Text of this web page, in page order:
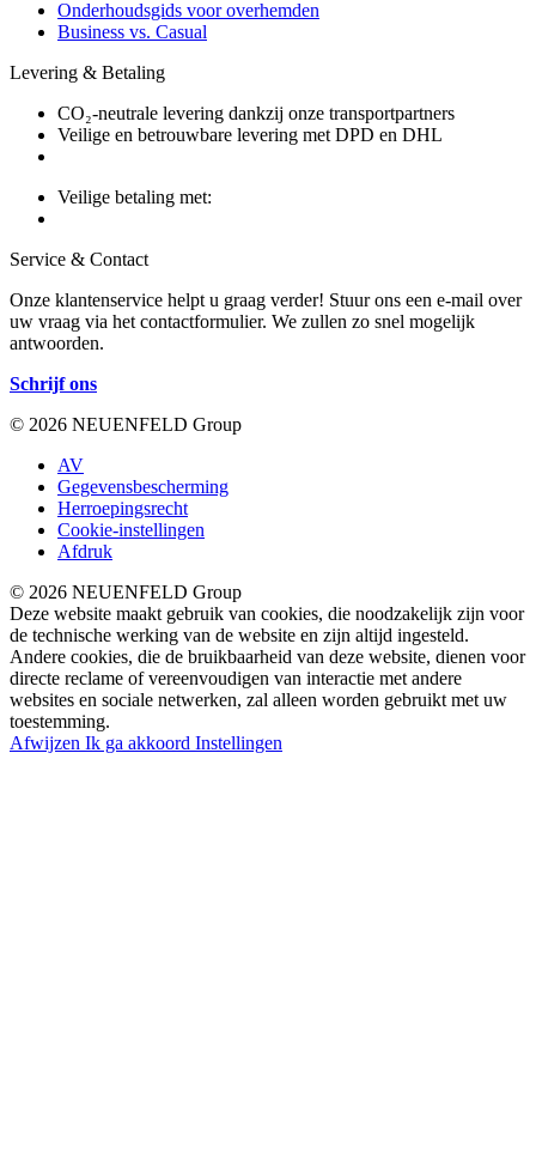
Onderhoudsgids voor overhemden
Business vs. Casual
Levering & Betaling
CO₂-neutrale levering dankzij onze transportpartners
Veilige en betrouwbare levering met DPD en DHL
Veilige betaling met:
Service & Contact
Onze klantenservice helpt u graag verder! Stuur ons een e-mail over
uw vraag via het contactformulier. We zullen zo snel mogelijk
antwoorden.
Schrijf ons
© 2026 NEUENFELD Group
AV
Gegevensbescherming
Herroepingsrecht
Cookie-instellingen
Afdruk
© 2026 NEUENFELD Group
Deze website maakt gebruik van cookies, die noodzakelijk zijn voor
de technische werking van de website en zijn altijd ingesteld.
Andere cookies, die de bruikbaarheid van deze website, dienen voor
directe reclame of vereenvoudigen van interactie met andere
websites en sociale netwerken, zal alleen worden gebruikt met uw
toestemming.
Afwijzen Ik ga akkoord Instellingen